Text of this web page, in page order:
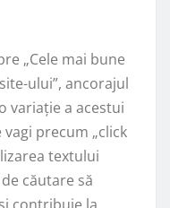
„Cele mai bune
ului”, ancorajul
variație a acestui
precum „click
textului
căutare să